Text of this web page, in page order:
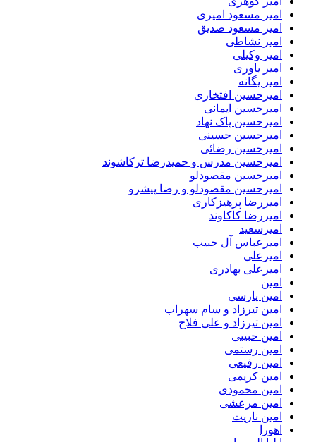
امیر مسعود امیری
امیر مسعود صدیق
امیر نشاطی
امیر وکیلی
امیر یاوری
امیر یگانه
امیرحسین افتخاری
امیرحسین ایمانی
امیرحسین پاک نهاد
امیرحسین حسینی
امیرحسین رضائی
امیرحسین مدرس و حمیدرضا ترکاشوند
امیرحسین مقصودلو
امیرحسین مقصودلو و رضا پیشرو
امیررضا پرهیزکاری
امیررضا کاکاوند
امیرسعید
امیرعباس آل حبیب
امیرعلی
امیرعلی بهادری
امین
امین پارسی
امین تیرزاد و سام سهراب
امین تیرزاد و علی فلاح
امین حبیبی
امین رستمی
امین رفیعی
امین کریمی
امین محمودی
امین مرعشی
امین ناریت
اهورا